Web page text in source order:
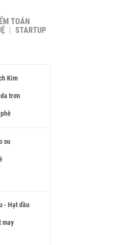
TOÁN
STARTUP
Kim
trơn
su
- Hạt dầu
may